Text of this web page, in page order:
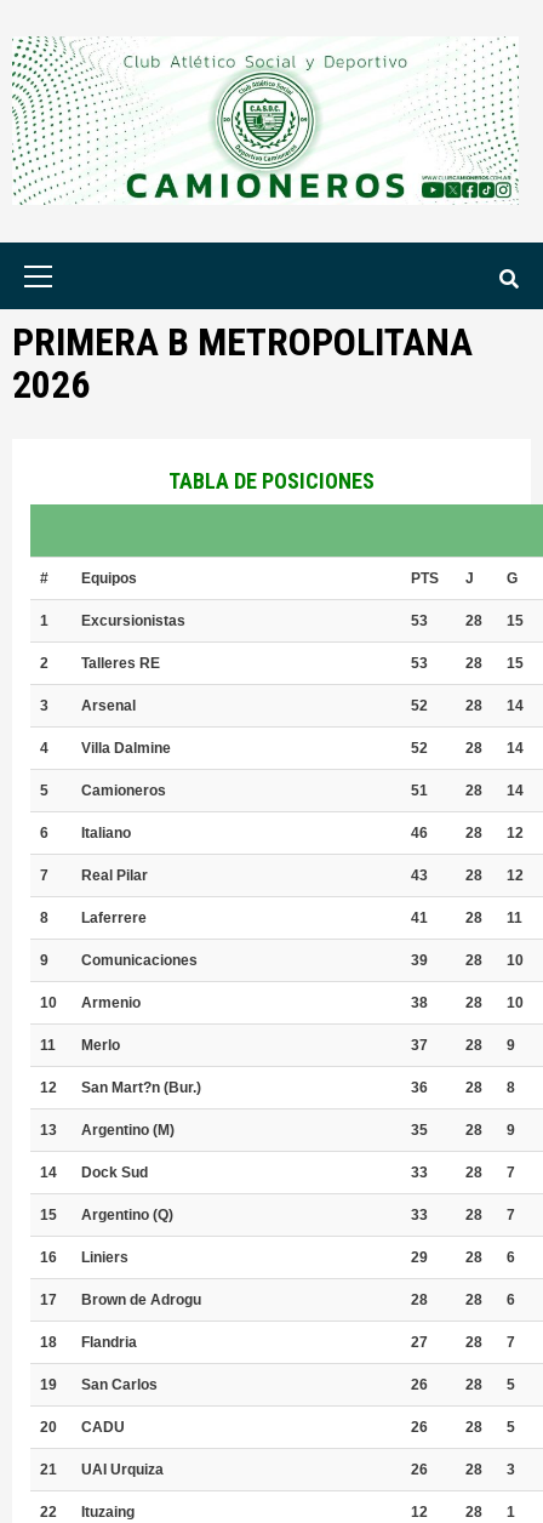
al
contenido
PRIMERA B METROPOLITANA
2026
TABLA DE POSICIONES
# Equipos PTS J G
1 Excursionistas 53 28 15
2 Talleres RE 53 28 15
3 Arsenal 52 28 14
4 Villa Dalmine 52 28 14
5 Camioneros 51 28 14
6 Italiano 46 28 12
7 Real Pilar 43 28 12
8 Laferrere 41 28 11
9 Comunicaciones 39 28 10
10 Armenio 38 28 10
11 Merlo 37 28 9
12 San Mart?n (Bur.) 36 28 8
13 Argentino (M) 35 28 9
14 Dock Sud 33 28 7
15 Argentino (Q) 33 28 7
16 Liniers 29 28 6
17 Brown de Adrogu 28 28 6
18 Flandria 27 28 7
19 San Carlos 26 28 5
20 CADU 26 28 5
21 UAI Urquiza 26 28 3
22 Ituzaing 12 28 1